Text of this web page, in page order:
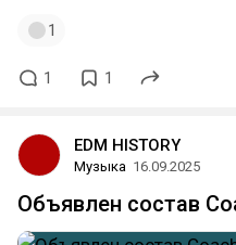
1
1 1
EDM HISTORY
Музыка 16.09.2025
Объявлен состав